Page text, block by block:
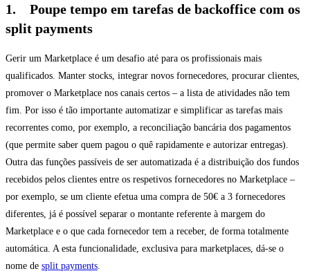
1. Poupe tempo em tarefas de backoffice com os
split payments
Gerir um Marketplace é um desafio até para os profissionais mais
qualificados. Manter stocks, integrar novos fornecedores, procurar clientes,
promover o Marketplace nos canais certos – a lista de atividades não tem
fim. Por isso é tão importante automatizar e simplificar as tarefas mais
recorrentes como, por exemplo, a reconciliação bancária dos pagamentos
(que permite saber quem pagou o quê rapidamente e autorizar entregas).
Outra das funções passíveis de ser automatizada é a distribuição dos fundos
recebidos pelos clientes entre os respetivos fornecedores no Marketplace –
por exemplo, se um cliente efetua uma compra de 50€ a 3 fornecedores
diferentes, já é possível separar o montante referente à margem do
Marketplace e o que cada fornecedor tem a receber, de forma totalmente
automática. A esta funcionalidade, exclusiva para marketplaces, dá-se o
nome de split payments